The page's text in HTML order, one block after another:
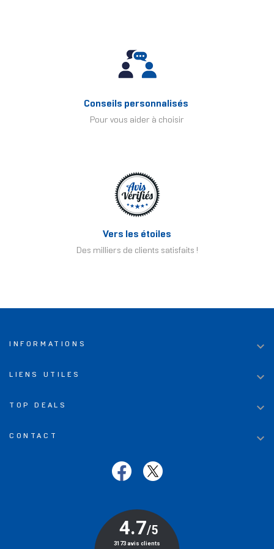
Conseils personnalisés
Pour vous aider à choisir
Vers les étoiles
Des milliers de clients satisfaits !
INFORMATIONS 
LIENS UTILES 
TOP DEALS 
CONTACT 